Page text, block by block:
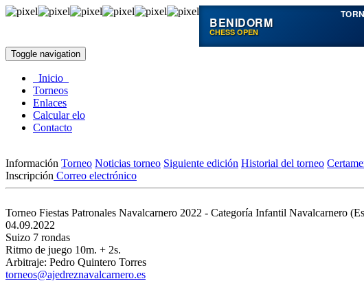
BENIDORM
CHESS OPEN
Toggle navigation
Inicio
Torneos
Enlaces
Calcular elo
Contacto
Información Torneo Noticias torneo Siguiente edición Historial del torneo
Inscripción Correo electrónico
Torneo Fiestas Patronales Navalcarnero 2022 - Categoría Infantil Navalcarnero
04.09.2022
Suizo 7 rondas
Ritmo de juego 10m. + 2s.
Arbitraje: Pedro Quintero Torres
torneos@ajedreznavalcarnero.es